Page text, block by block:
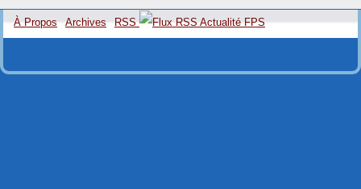
À Propos Archives RSS